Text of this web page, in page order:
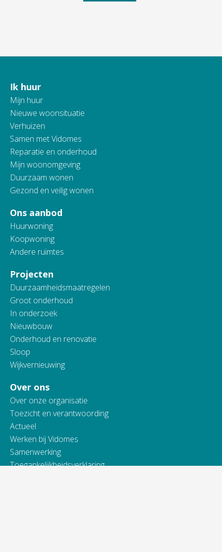
Contactinformatie
Ik huur
Mijn huur
Nieuwe woonsituatie
Verhuizen
Samen met Vidomes
Reparatie en onderhoud
Mijn woonomgeving
Duurzaam wonen
Gezond en veilig wonen
Ons aanbod
Huurwoning
Koopwoning
Andere ruimtes
Projecten
Duurzaamheidsmaatregelen
Groot onderhoud
In onderzoek
Nieuwbouw
Onderhoud en renovatie
Sloop
Wijkvernieuwing
Over ons
Over onze organisatie
Toezicht en verantwoording
Actueel
Werken bij Vidomes
Samenwerking
Toegankelijkheidsverklaring